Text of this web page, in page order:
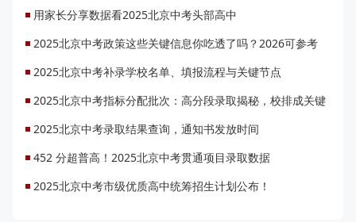
用家长分享数据看2025北京中考头部高中
2025北京中考政策这些关键信息你吃透了吗？2026可参考
2025北京中考补录学校名单、填报流程与关键节点
2025北京中考指标分配批次：高分段录取揭秘，校排成关键
2025北京中考录取结果查询，通知书发放时间
452 分超普高！2025北京中考贯通项目录取数据
2025北京中考市级优质高中统筹招生计划公布！